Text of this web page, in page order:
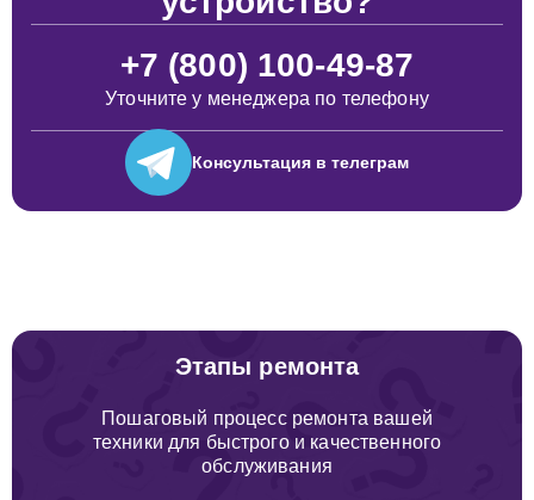
+7 (800) 100-49-87
Уточните у менеджера по телефону
Консультация в телеграм
Этапы ремонта
Пошаговый процесс ремонта вашей
техники для быстрого и качественного
обслуживания